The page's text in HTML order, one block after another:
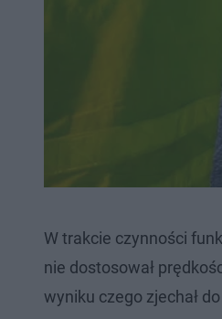
W trakcie czynności
nie dostosował
wyniku czego zjechał